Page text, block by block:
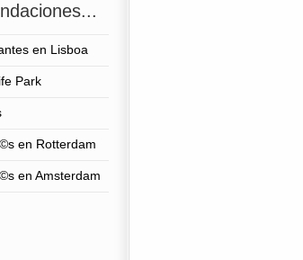
en Lisboa
Park
en Rotterdam
en Amsterdam